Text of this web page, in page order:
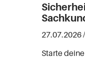
27.07.2026 /
Starte